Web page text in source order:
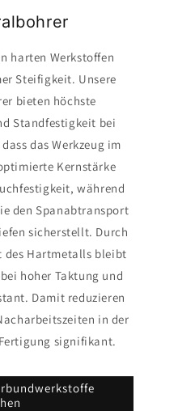
harten Werkstoffen
Steifigkeit. Unsere
bieten höchste
Standfestigkeit bei
das Werkzeug im
Kernstärke
während
den Spanabtransport
sicherstellt. Durch
Hartmetalls bleibt
hoher Taktung und
Damit reduzieren
in der
signifikant.